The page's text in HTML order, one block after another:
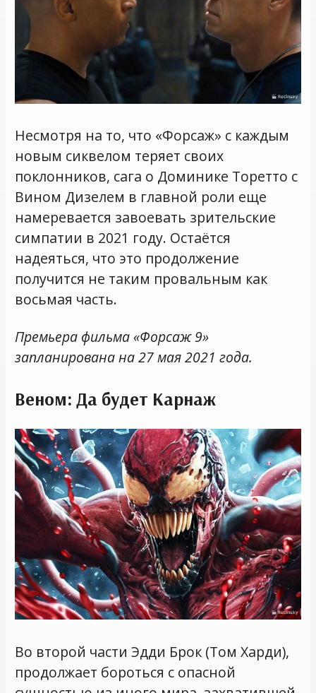
Несмотря на то, что «Форсаж» с каждым
новым сиквелом теряет своих
поклонников, сага о Доминике Торетто с
Вином Дизелем в главной роли еще
намеревается завоевать зрительские
симпатии в 2021 году. Остаётся
надеяться, что это продолжение
получится не таким провальным как
восьмая часть.
Премьера фильма «Форсаж 9»
запланирована на 27 мая 2021 года.
Веном: Да будет Карнаж
Во второй части Эдди Брок (Том Харди),
продолжает бороться с опасной